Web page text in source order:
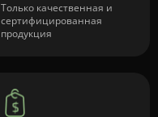
Только качественная и
сертифицированная
продукция